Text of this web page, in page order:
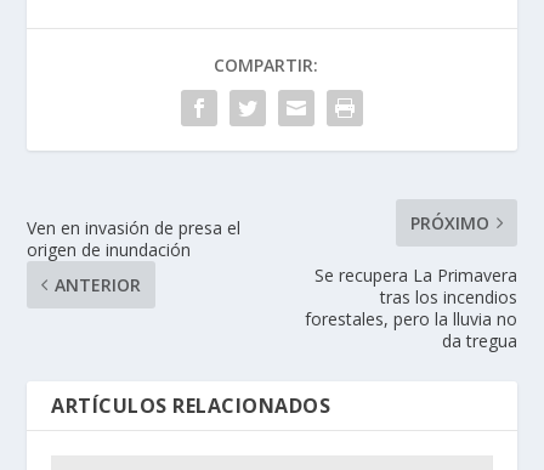
COMPARTIR:
Ven en invasión de presa el
origen de inundación
ANTERIOR
PRÓXIMO
Se recupera La Primavera
tras los incendios
forestales, pero la lluvia no
da tregua
ARTÍCULOS RELACIONADOS